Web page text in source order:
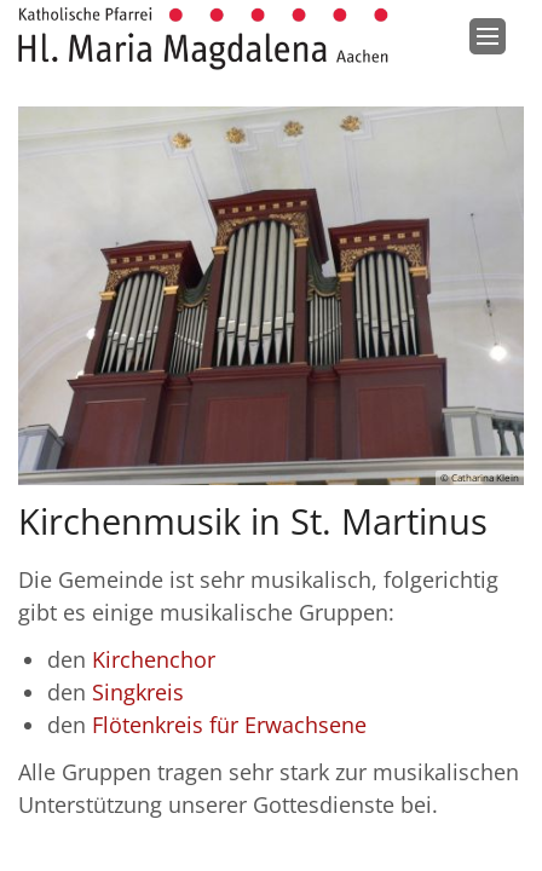
Zum Inhalt springen
© Catharina Klein
Kirchenmusik in St. Martinus
Die Gemeinde ist sehr musikalisch, folgerichtig
gibt es einige musikalische Gruppen:
den Kirchenchor
den Singkreis
den Flötenkreis für Erwachsene
Alle Gruppen tragen sehr stark zur musikalischen
Unterstützung unserer Gottesdienste bei.